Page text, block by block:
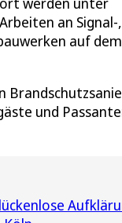
an Signal-,
auf dem
und